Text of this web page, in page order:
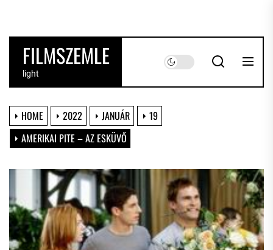
the
contentFILMSZEMLE
light
HOME 2022 JANUÁR
19
AMERIKAI PITE – AZ ESKÜVŐ